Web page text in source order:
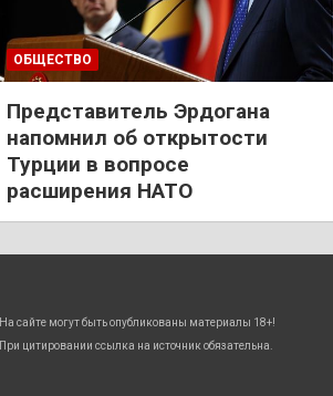
ОБЩЕСТВО
Представитель Эрдогана
напомнил об открытости
Турции в вопросе
расширения НАТО
На сайте могут быть опубликованы материалы 18+!
При цитировании ссылка на источник обязательна.